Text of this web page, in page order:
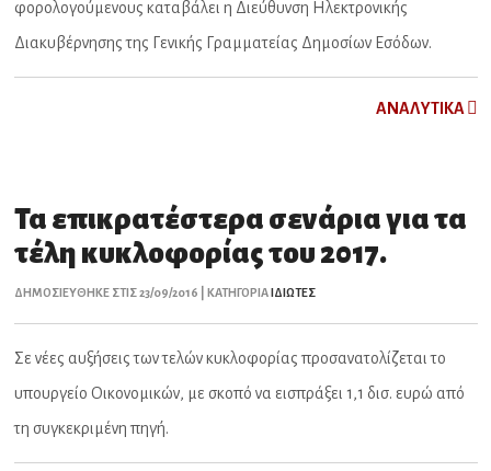
φορολογούμενους καταβάλει η Διεύθυνση Ηλεκτρονικής
Διακυβέρνησης της Γενικής Γραμματείας Δημοσίων Εσόδων.
ΑNAΛYTIKA
Τα επικρατέστερα σενάρια για τα
τέλη κυκλοφορίας του 2017.
ΔΗΜΟΣΙΕΥΘΗΚΕ ΣΤΙΣ 23/09/2016 | ΚΑΤΗΓΟΡΙΑΙΔΙΩΤΕΣ
Σε νέες αυξήσεις των τελών κυκλοφορίας προσανατολίζεται το
υπουργείο Οικονομικών, με σκοπό να εισπράξει 1,1 δισ. ευρώ από
τη συγκεκριμένη πηγή.